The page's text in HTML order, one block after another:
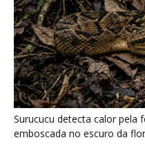
Eu entrei
vivem
7 de agosto
A
seca, mas
7 de agosto